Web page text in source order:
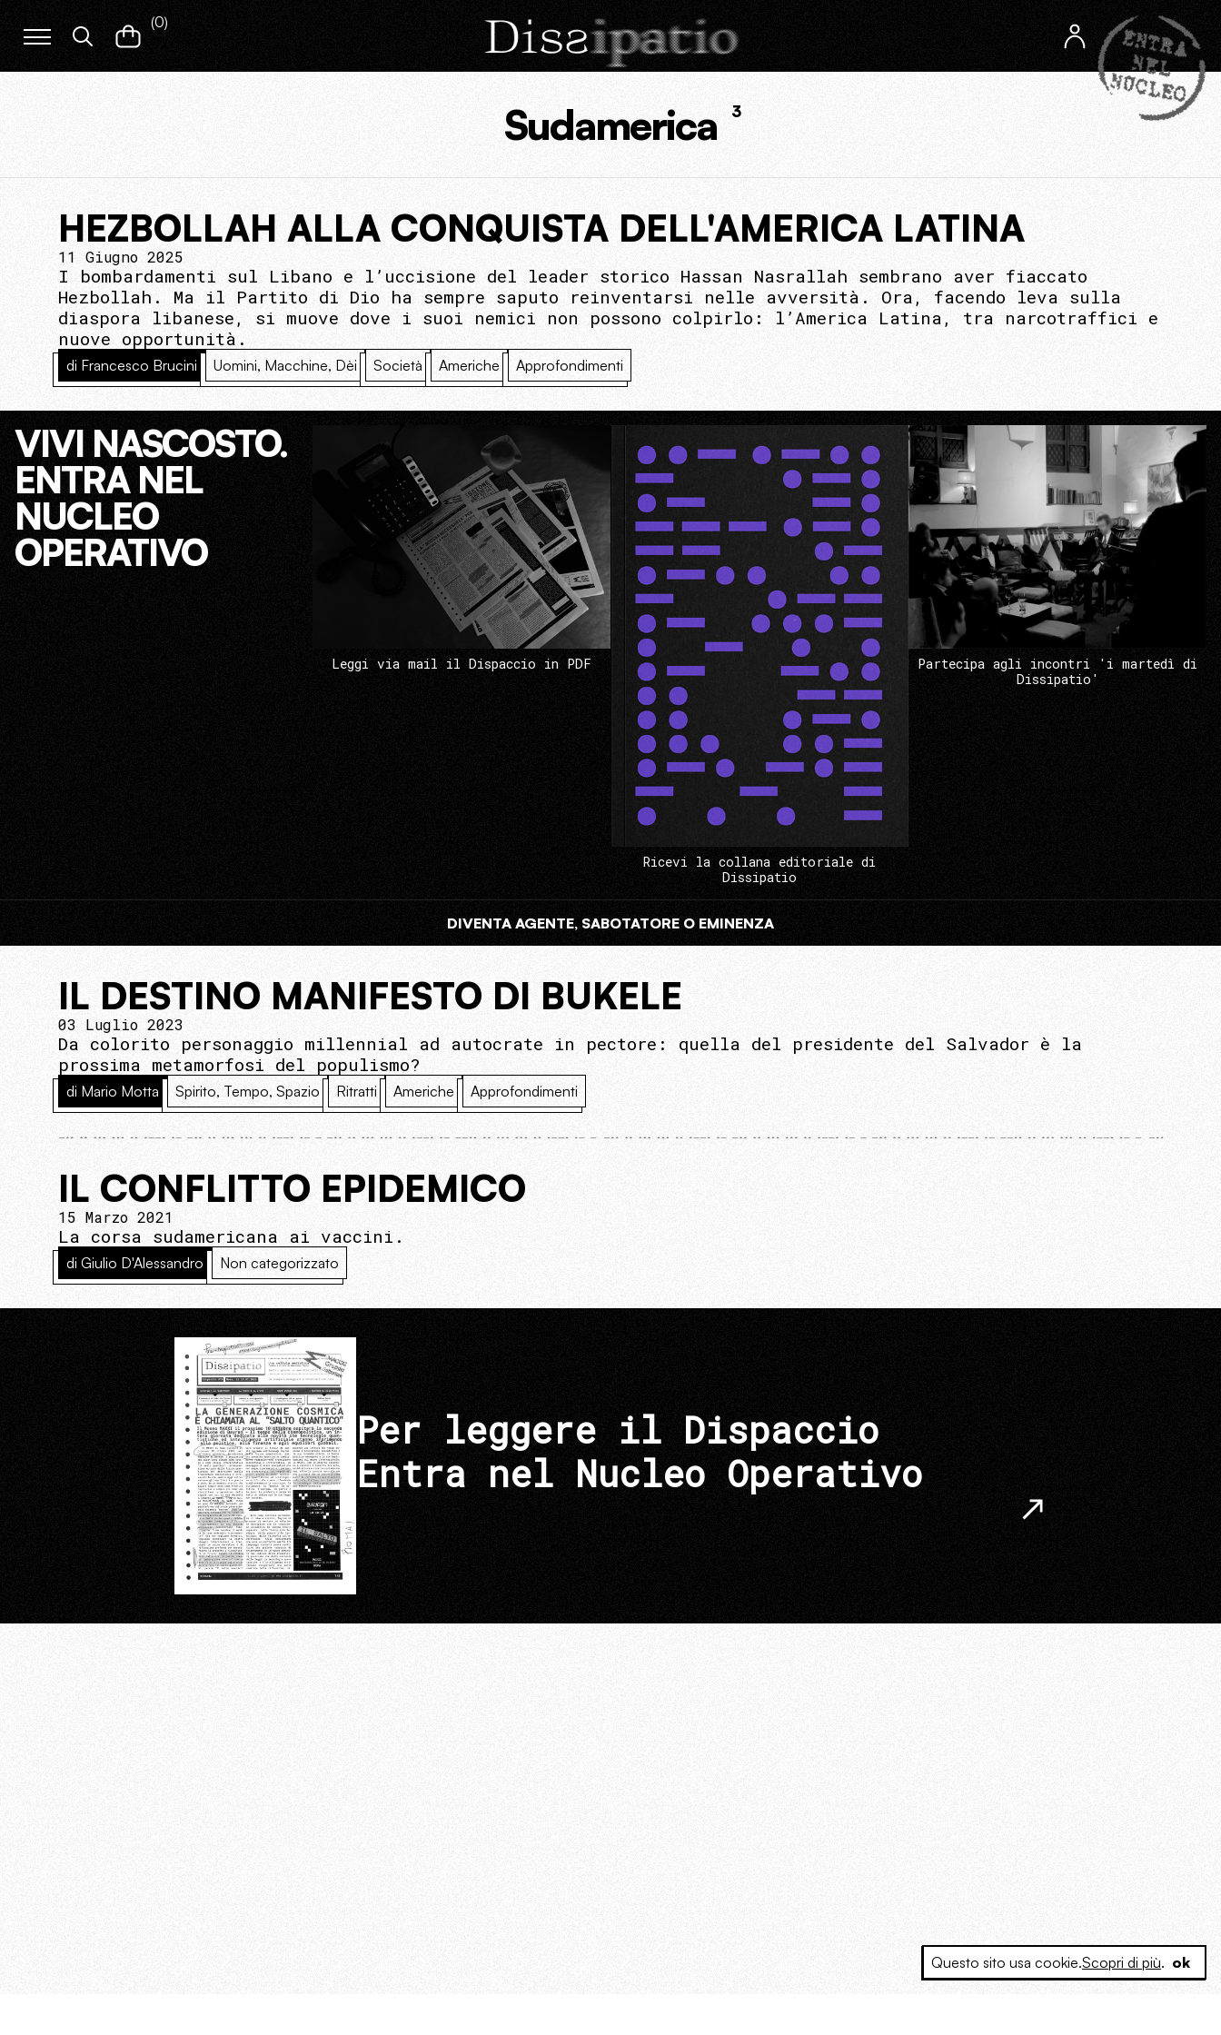
(0)
Sudamerica 3
HEZBOLLAH ALLA CONQUISTA DELL'AMERICA LATINA
11 Giugno 2025
I bombardamenti sul Libano e l’uccisione del leader storico Hassan Nasrallah sembrano aver fiaccato
Hezbollah. Ma il Partito di Dio ha sempre saputo reinventarsi nelle avversità. Ora, facendo leva sulla
diaspora libanese, si muove dove i suoi nemici non possono colpirlo: l’America Latina, tra narcotraffici e
nuove opportunità.
di Francesco Brucini Uomini, Macchine, Dèi Società Americhe Approfondimenti
VIVI NASCOSTO.
ENTRA NEL
NUCLEO
OPERATIVO
Leggi via mail il Dispaccio in PDF
Ricevi la collana editoriale di
Dissipatio
Partecipa agli incontri 'i martedì di
Dissipatio'
DIVENTA AGENTE, SABOTATORE O EMINENZA
IL DESTINO MANIFESTO DI BUKELE
03 Luglio 2023
Da colorito personaggio millennial ad autocrate in pectore: quella del presidente del Salvador è la
prossima metamorfosi del populismo?
di Mario Motta Spirito, Tempo, Spazio Ritratti Americhe Approfondimenti
IL CONFLITTO EPIDEMICO
15 Marzo 2021
La corsa sudamericana ai vaccini.
di Giulio D'Alessandro Non categorizzato
Per leggere il Dispaccio
Entra nel Nucleo Operativo
Questo sito usa cookie.Scopri di più. ok